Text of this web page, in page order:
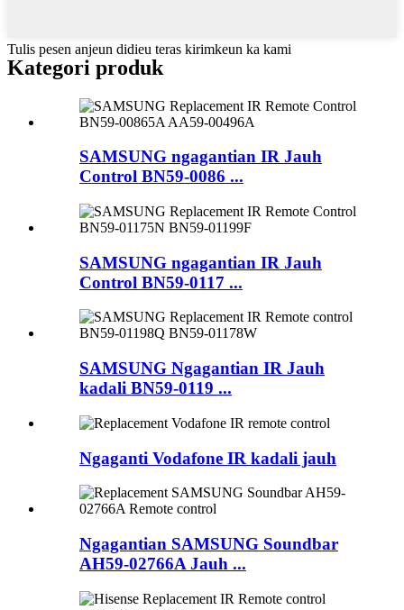
Tulis pesen anjeun didieu teras kirimkeun ka kami
Kategori produk
SAMSUNG ngagantian IR Jauh
Control BN59-0086 ...
SAMSUNG ngagantian IR Jauh
Control BN59-0117 ...
SAMSUNG Ngagantian IR Jauh
kadali BN59-0119 ...
Ngaganti Vodafone IR kadali jauh
Ngagantian SAMSUNG Soundbar
AH59-02766A Jauh ...